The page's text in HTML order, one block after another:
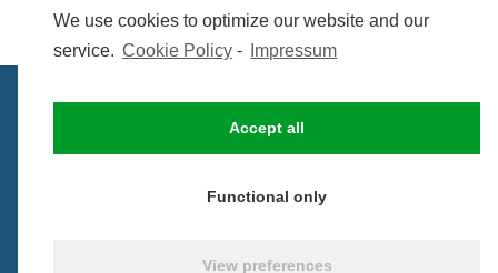
We use cookies to optimize our website and our
service. Cookie Policy - Impressum
Accept all
Functional only
View preferences
UVIJETI KORIŠTENJA COOKIE POLICY (EU)